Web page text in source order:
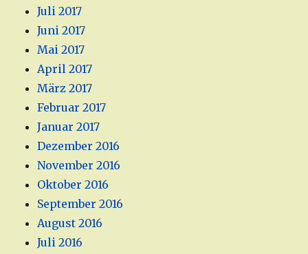
Juli 2017
Juni 2017
Mai 2017
April 2017
März 2017
Februar 2017
Januar 2017
Dezember 2016
November 2016
Oktober 2016
September 2016
August 2016
Juli 2016